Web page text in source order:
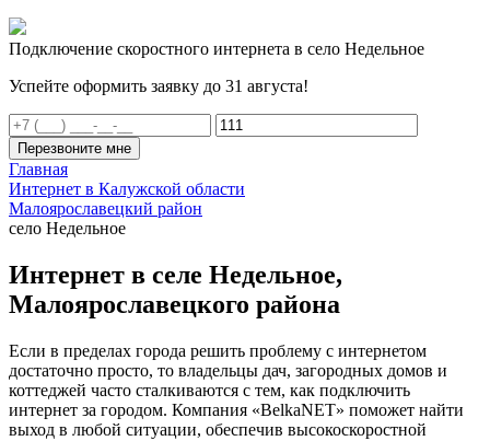
Подключение скоростного интернета в село Недельное
Успейте оформить заявку до 31 августа!
Перезвоните мне
Главная
Интернет в Калужской области
Малоярославецкий район
село Недельное
Интернет в селе Недельное,
Малоярославецкого района
Если в пределах города решить проблему с интернетом
достаточно просто, то владельцы дач, загородных домов и
коттеджей часто сталкиваются с тем, как подключить
интернет за городом. Компания «BelkaNET» поможет найти
выход в любой ситуации, обеспечив высокоскоростной